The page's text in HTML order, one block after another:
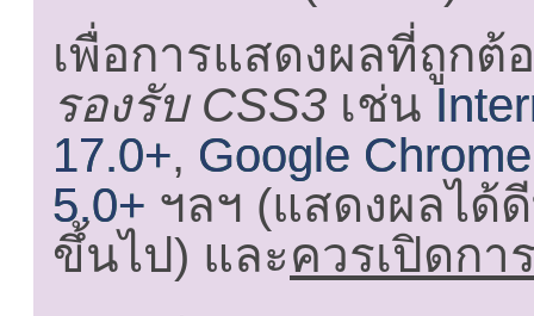
เพื่อการแสดงผลที่ถูกต้
รองรับ CSS3 เช่น
17.0+, Google
5.0+ ฯลฯ (แสดงผลได้
ขึ้นไป) และควรเปิดกา